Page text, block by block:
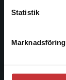
Statistik
Marknadsföring
046-31 20 00
Box 141